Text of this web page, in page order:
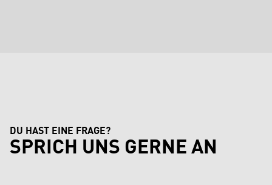
DU HAST EINE FRAGE?
SPRICH UNS GERNE AN